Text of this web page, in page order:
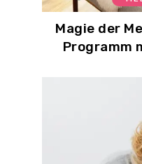
Magie der
Programm